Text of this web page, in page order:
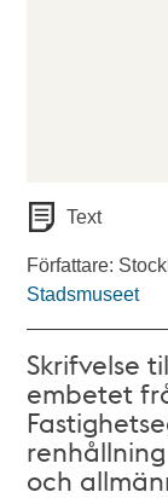
Text
Författare:
Stadsmuseet
Skrifvelse
embetet
och